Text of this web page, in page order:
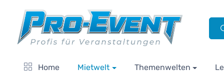
Home Mietwelt Themenwelten